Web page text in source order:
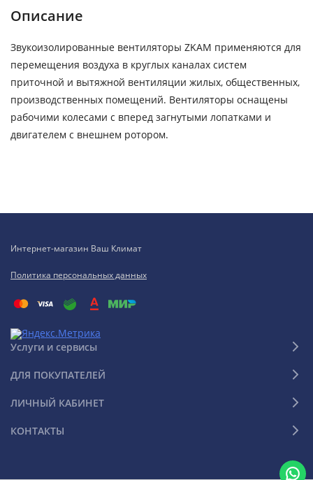
Описание
Звукоизолированные вентиляторы ZKAM применяются для
перемещения воздуха в круглых каналах систем
приточной и вытяжной вентиляции жилых, общественных,
производственных помещений. Вентиляторы оснащены
рабочими колесами с вперед загнутыми лопатками и
двигателем с внешнем ротором.
Интернет-магазин Ваш Климат
Политика персональных данных
Услуги и сервисы
ДЛЯ ПОКУПАТЕЛЕЙ
ЛИЧНЫЙ КАБИНЕТ
КОНТАКТЫ